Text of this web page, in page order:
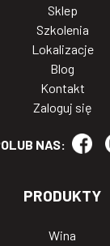
Sklep
Szkolenia
Lokalizacje
Blog
Kontakt
Zaloguj się
NAS:
PRODUKTY
Wina